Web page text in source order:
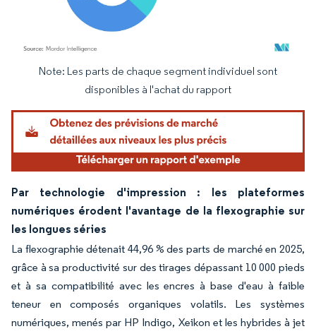
Image © Mordor Intelligence. La réutilisation nécessite une attribution sous CC BY
Note: Les parts de chaque segment individuel sont
disponibles à l'achat du rapport
Par technologie d'impression : les plateformes
numériques érodent l'avantage de la flexographie sur
les longues séries
La flexographie détenait 44,96 % des parts de marché en 2025,
grâce à sa productivité sur des tirages dépassant 10 000 pieds
et à sa compatibilité avec les encres à base d'eau à faible
teneur en composés organiques volatils. Les systèmes
numériques, menés par HP Indigo, Xeikon et les hybrides à jet